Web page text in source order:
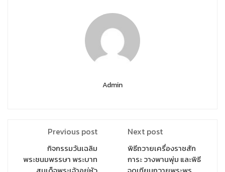
Admin
Previous post
กิจกรรมวันเฉลิม
พระชนมพรรษา พระบาท
Next post
พิธีถวายเครื่องราชสัก
การะ วางพานพุ่ม และพิธี